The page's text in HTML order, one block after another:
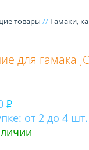
товары // Гамаки,
для гамака
от 2 до 4